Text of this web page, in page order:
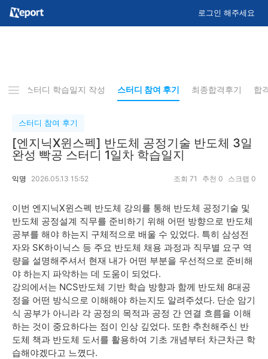
로그인 해주세요
항 스터디 학습일지 작성 스터디 참여 후기 최종합격후기 합
스터디 참여 후기
[엔지닉X윈스펙] 반도체 공정기술 반도체 3일
완성 빡공 스터디 1일차 학습일지
익명 2026.05.13 15:52 조회 71 추천 0 스크랩 0
이번 엔지닉X윈스펙 반도체 강의를 통해 반도체 공정기술 및
반도체 공정설계 직무를 준비하기 위해 어떤 방향으로 반도체
공부를 해야 하는지 구체적으로 배울 수 있었다. 특히 삼성전
자와 SK하이닉스 등 주요 반도체 채용 과정과 직무별 요구 역
량을 설명해주셔서 현재 내가 어떤 부분을 우선적으로 준비해
야 하는지 파악하는 데 도움이 되었다.
강의에서는 NCS반도체 기반 학습 방향과 함께 반도체 8대공
정을 어떤 방식으로 이해해야 하는지도 알려주셨다. 단순 암기
식 공부가 아니라 각 공정의 목적과 공정 간 연결 흐름을 이해
하는 것이 중요하다는 점이 인상 깊었다. 또한 추천해주신 반
도체 책과 반도체 도서를 활용하여 기초 개념부터 차근차근 학
습해야겠다고 느꼈다.